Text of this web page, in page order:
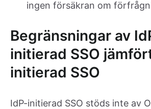
ingen försäkran om
Begränsningar av
initierad SSO
initierad SSO
IdP-initierad SSO stöds inte av